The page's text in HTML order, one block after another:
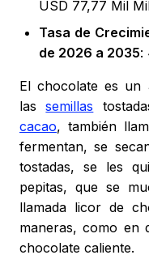
USD 77,77 Mil
Tasa de
de 2026 a 2035:
El chocolate es un
lassemillas
cacao, también
fermentan, se
tostadas, se les
pepitas, que se
llamada licor de
maneras, como en
chocolate caliente.